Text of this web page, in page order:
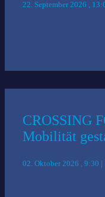
22. September 2026 ,
CROSSING
Mobilität
02. Oktober 2026 , 9:30